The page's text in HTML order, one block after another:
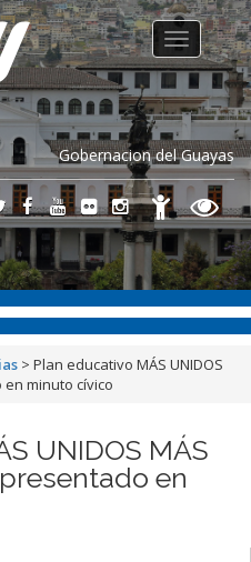
Gobernacion del Guayas
Toggle
navigation
> Plan educativo MÁS UNIDOS
en minuto cívico
UNIDOS MÁS
en